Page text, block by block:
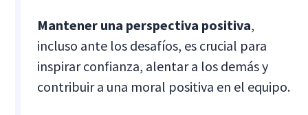
Mantener una perspectiva positiva,
incluso ante los desafíos, es crucial para
inspirar confianza, alentar a los demás y
contribuir a una moral positiva en el equipo.